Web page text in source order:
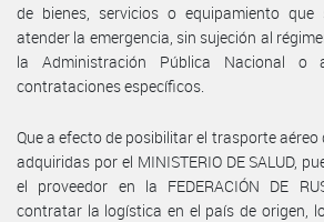
de bienes, servicios o equipamiento que
atender la emergencia, sin sujeción al
la Administración Pública Nacional o
contrataciones específicos.
Que a efecto de posibilitar el trasporte aéreo
adquiridas por el MINISTERIO DE SALUD,
el proveedor en la FEDERACIÓN DE
contratar la logística en el país de origen,